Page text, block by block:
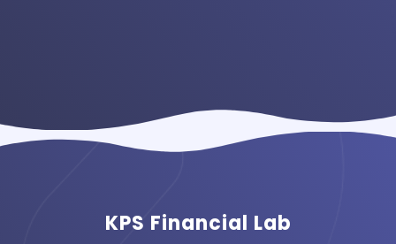
KPS Financial Lab